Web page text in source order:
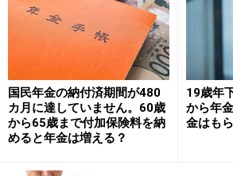
調や生活状況が厳しいと、1人で抱
ですが、利用できる制度や支援先は
は自治体やハローワークなど、公的
ることが大切です。
※専門家に取り上げてほしい質問が
応募するか、コメント欄への書き込み
国民年金の納付済期間が480
カ月に達していません。60歳
から65歳まで付加保険料を納
めると年金は増える？
19歳年
から年
金はも